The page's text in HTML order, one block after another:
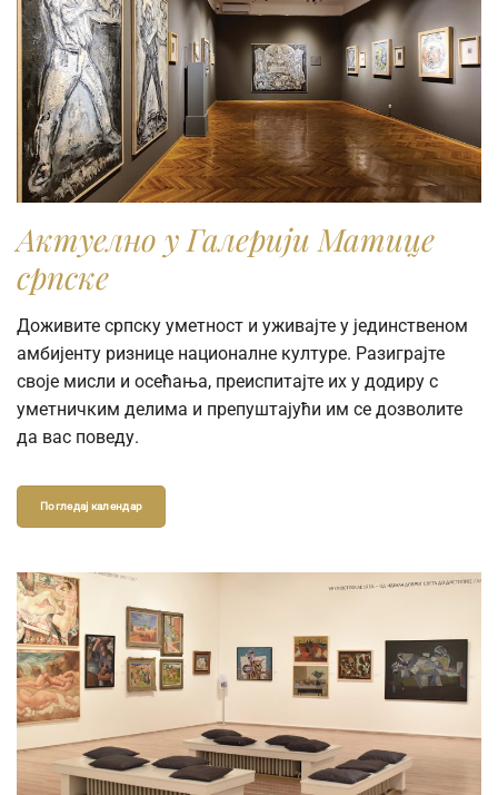
Ukoliko fotografiju koristite u obrazovne svrhe i
odgovara vam rezolucija od 720 piksela širine (72dpi),
možete je preuzeti direktno iz pretraživača kolekcije.
Ukoliko vam je potrebna fotografija visoke rezolucije radi
publikovanja ili reprodukovanja u naučne, stručne ili
komercijalne svrhe, molimo vas da popunite online
Zahtev za izdavanje digitalne fotografije.
Актуелно у Галерији Матице
српске
Доживите српску уметност и уживајте у јединственом
амбијенту ризнице националне културе. Разиграјте
своје мисли и осећања, преиспитајте их у додиру с
уметничким делима и препуштајући им се дозволите
да вас поведу.
Погледај календар